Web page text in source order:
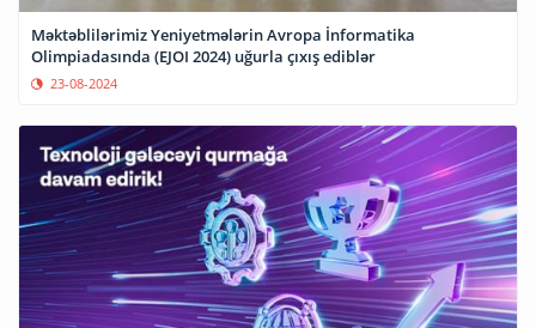
Məktəblilərimiz Yeniyetmələrin Avropa İnformatika
Olimpiadasında (EJOI 2024) uğurla çıxış ediblər
23-08-2024